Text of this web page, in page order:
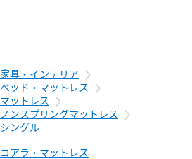
家具・インテリア
ベッド・マットレス
マットレス
ノンスプリングマットレス
シングル
コアラ・マットレス